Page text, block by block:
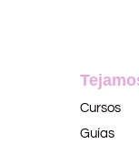
Cursos
Guías